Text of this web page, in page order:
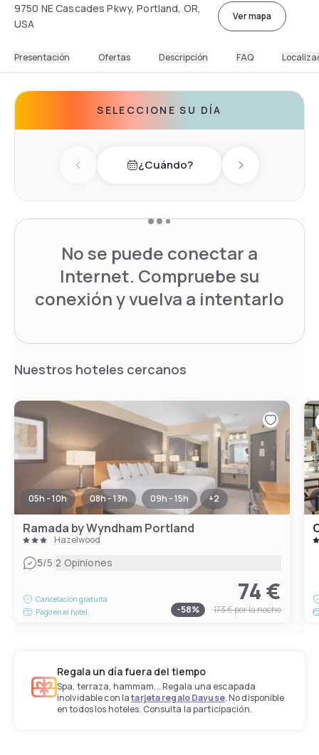
9750 NE Cascades Pkwy, Portland, OR,
USA
Ver mapa
Presentación Ofertas Descripción FAQ
SELECCIONE SU DÍA
Previous day¿Cuándo? Next day
No se puede conectar a
Internet. Compruebe su
conexión y vuelva a intentarlo
Nuestros hoteles cercanos
05h - 10h 08h - 13h 09h - 15h +2
Ramada by Wyndham Portland
Hazelwood
5/5|2 Opiniones
Cancelación gratuita
Pago en el hotel
74 €
-58% 173 €por la noche
Regala un día fuera del tiempo
Spa, terraza, hammam... Regala una escapada
inolvidable con latarjeta regalo Dayuse. No disponible
en todos los hoteles. Consulta la participación.